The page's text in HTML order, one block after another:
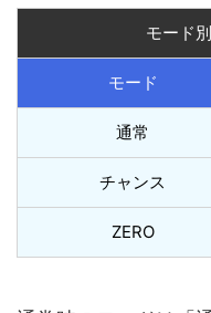
モード
モード
通常
チャンス
ZERO